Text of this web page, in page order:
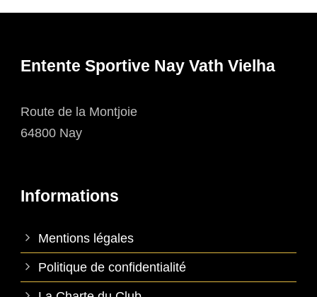
Entente Sportive Nay Vath Vielha
Route de la Montjoie
64800 Nay
Informations
Mentions légales
Politique de confidentialité